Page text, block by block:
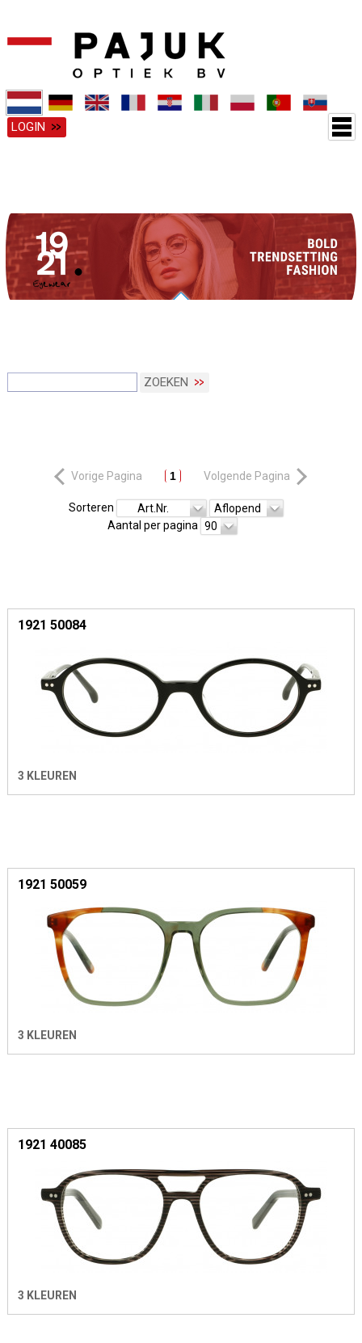
LOGIN
ZOEKEN
Vorige Pagina 1 Volgende Pagina
Sorteren Art.Nr.
Aflopend
Aantal per pagina 90
1921 50084
3 KLEUREN
1921 50059
3 KLEUREN
1921 40085
3 KLEUREN